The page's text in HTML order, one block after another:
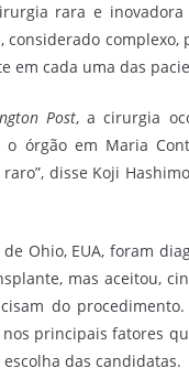
rara e
considerado
em cada uma das
Post, a cirurgia
órgão em Maria
disse Koji
Ohio, EUA, foram
mas aceitou,
do
nos principais fatores
das candidatas.